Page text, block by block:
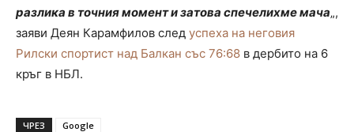
разлика в точния момент и затова спечелихме мача„,
заяви Деян Карамфилов след успеха на неговия
Рилски спортист над Балкан със 76:68 в дербито на 6
кръг в НБЛ.
ЧРЕЗ
Google